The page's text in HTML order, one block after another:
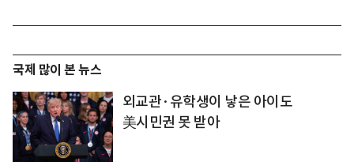
국제 많이 본 뉴스
외교관·유학생이 낳은 아이도
美시민권 못 받아